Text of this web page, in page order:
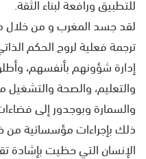
لقد جسد المغرب و من خلال
ترجمة فعلية لروح الحكم
إدارة شؤونهم بأنفسهم،
والتعليم، والصحة
والسمارة وبوجدور إلى
ذلك بإجراءات مؤسساتية من
الإنسان التي حظيت بإشادة